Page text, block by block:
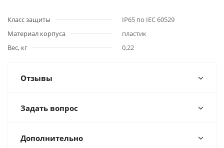
Класс защиты
IP65 по IEC 60529
Материал корпуса
пластик
Вес, кг
0,22
Отзывы
Задать вопрос
Дополнительно